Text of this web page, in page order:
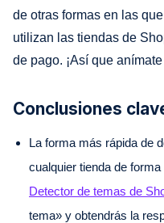
de otras formas en las
utilizan las tiendas de
de pago. ¡Así que
Conclusiones
La forma más rápida de
cualquier tienda de
Detector de temas de
tema» y obtendrás la